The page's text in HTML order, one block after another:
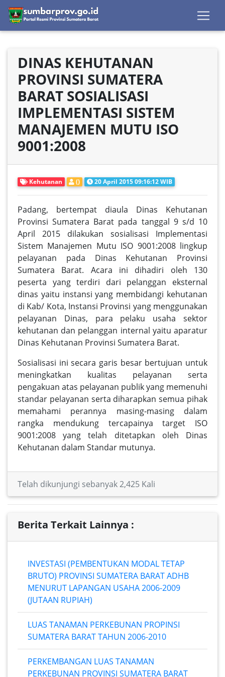
DINAS KEHUTANAN
PROVINSI SUMATERA
BARAT SOSIALISASI
IMPLEMENTASI SISTEM
MANAJEMEN MUTU ISO
9001:2008
Kehutanan () 20 April 2015 09:16:12 WIB
Padang, bertempat diaula Dinas Kehutanan
Provinsi Sumatera Barat pada tanggal 9 s/d 10
April 2015 dilakukan sosialisasi Implementasi
Sistem Manajemen Mutu ISO 9001:2008 lingkup
pelayanan pada Dinas Kehutanan Provinsi
Sumatera Barat. Acara ini dihadiri oleh 130
peserta yang terdiri dari pelanggan eksternal
dinas yaitu instansi yang membidangi kehutanan
di Kab/ Kota, Instansi Provinsi yang menggunakan
pelayanan Dinas, para pelaku usaha sektor
kehutanan dan pelanggan internal yaitu aparatur
Dinas Kehutanan Provinsi Sumatera Barat.
Sosialisasi ini secara garis besar bertujuan untuk
meningkatkan kualitas pelayanan serta
pengakuan atas pelayanan publik yang memenuhi
standar pelayanan serta diharapkan semua pihak
memahami perannya masing-masing dalam
rangka mendukung tercapainya target ISO
9001:2008 yang telah ditetapkan oleh Dinas
Kehutanan dalam Standar mutunya.
Telah dikunjungi sebanyak 2,425 Kali
Berita Terkait Lainnya :
INVESTASI (PEMBENTUKAN MODAL TETAP
BRUTO) PROVINSI SUMATERA BARAT ADHB
MENURUT LAPANGAN USAHA 2006-2009
(JUTAAN RUPIAH)
LUAS TANAMAN PERKEBUNAN PROPINSI
SUMATERA BARAT TAHUN 2006-2010
PERKEMBANGAN LUAS TANAMAN
PERKEBUNAN PROVINSI SUMATERA BARAT